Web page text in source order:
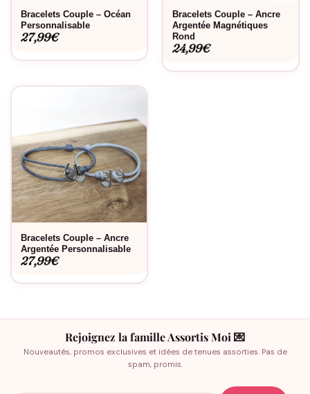
Bracelets Couple – Océan
Personnalisable
27,99€
Bracelets Couple – Ancre
Argentée Magnétiques
Rond
24,99€
Bracelets Couple – Ancre
Argentée Personnalisable
27,99€
Rejoignez la famille Assortis Moi 💌
Nouveautés, promos exclusives et idées de tenues assorties. Pas de
spam, promis.